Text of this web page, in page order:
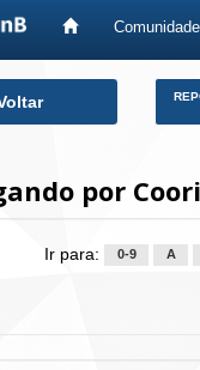
por
Ir para: 0-9 A